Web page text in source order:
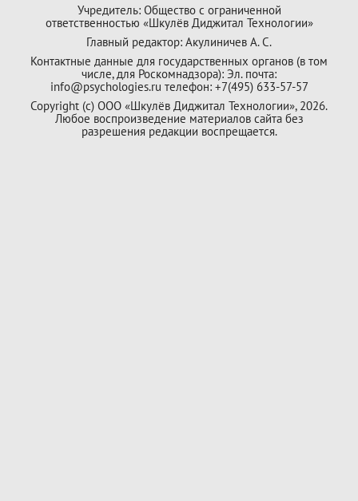
Учредитель: Общество с ограниченной
ответственностью «Шкулёв Диджитал Технологии»
Главный редактор: Акулиничев А. С.
Контактные данные для государственных органов (в том
числе, для Роскомнадзора): Эл. почта:
info@psychologies.ru телефон: +7(495) 633-57-57
Copyright (с) ООО «Шкулёв Диджитал Технологии», 2026.
Любое воспроизведение материалов сайта без
разрешения редакции воспрещается.